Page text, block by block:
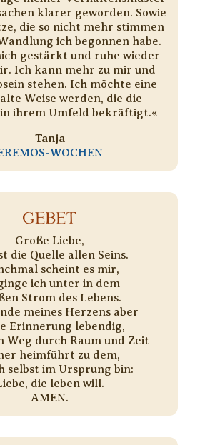
klarer geworden. Sowie
die so nicht mehr stimmen
ich begonnen habe.
gestärkt und ruhe wieder
Ich kann mehr zu mir und
stehen. Ich möchte eine
Weise werden, die die
in ihrem Umfeld bekräftigt.«
Tanja
WOCHEN
GEBET
Große Liebe,
die Quelle allen Seins.
scheint es mir,
ich unter in dem
Strom des Lebens.
meines Herzens aber
Erinnerung lebendig,
Weg durch Raum und Zeit
heimführt zu dem,
selbst im Ursprung bin:
die leben will.
AMEN.